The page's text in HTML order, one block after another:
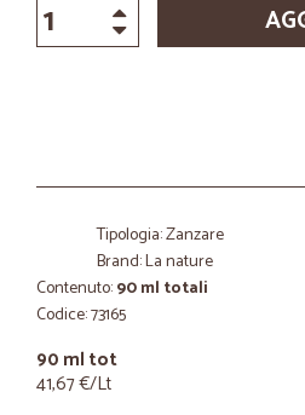
Tipologia: Zanzare
Brand: La nature
Contenuto:90 ml totali
Codice: 73165
90 ml tot
41,67 €/Lt